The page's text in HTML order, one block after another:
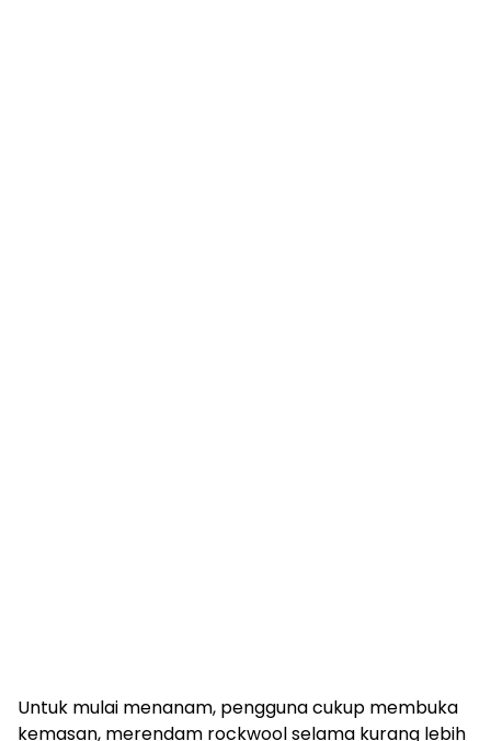
Untuk mulai menanam, pengguna cukup membuka
kemasan, merendam rockwool selama kurang lebih